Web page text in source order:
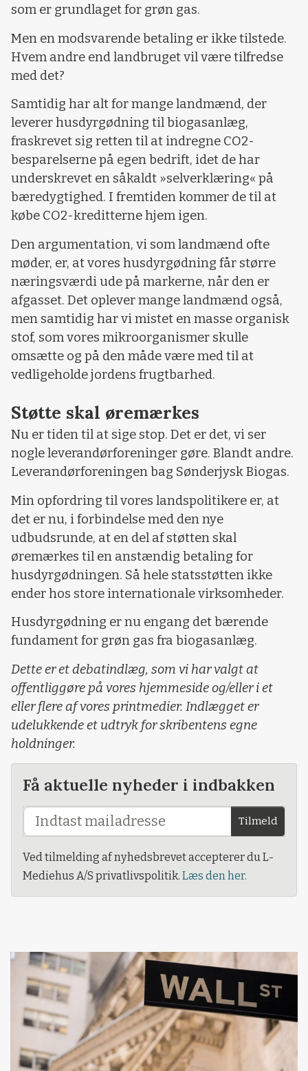
som er grundlaget for grøn gas.
Men en modsvarende betaling er ikke tilstede.
Hvem andre end landbruget vil være tilfredse
med det?
Samtidig har alt for mange landmænd, der
leverer husdyrgødning til biogasanlæg,
fraskrevet sig retten til at indregne CO2-
besparelserne på egen bedrift, idet de har
underskrevet en såkaldt »selverklæring« på
bæredygtighed. I fremtiden kommer de til at
købe CO2-kreditterne hjem igen.
Den argumentation, vi som landmænd ofte
møder, er, at vores husdyrgødning får større
næringsværdi ude på markerne, når den er
afgasset. Det oplever mange landmænd også,
men samtidig har vi mistet en masse organisk
stof, som vores mikroorganismer skulle
omsætte og på den måde være med til at
vedligeholde jordens frugtbarhed.
Støtte skal øremærkes
Nu er tiden til at sige stop. Det er det, vi ser
nogle leverandørforeninger gøre. Blandt andre.
Leverandørforeningen bag Sønderjysk Biogas.
Min opfordring til vores landspolitikere er, at
det er nu, i forbindelse med den nye
udbudsrunde, at en del af støtten skal
øremærkes til en anstændig betaling for
husdyrgødningen. Så hele statsstøtten ikke
ender hos store internationale virksomheder.
Husdyrgødning er nu engang det bærende
fundament for grøn gas fra biogasanlæg.
Dette er et debatindlæg, som vi har valgt at
offentliggøre på vores hjemmeside og/eller i et
eller flere af vores printmedier. Indlægget er
udelukkende et udtryk for skribentens egne
holdninger.
Få aktuelle nyheder i indbakken
Tilmeld
Ved tilmelding af nyhedsbrevet accepterer du L-
Mediehus A/S privatlivspolitik. Læs den her.